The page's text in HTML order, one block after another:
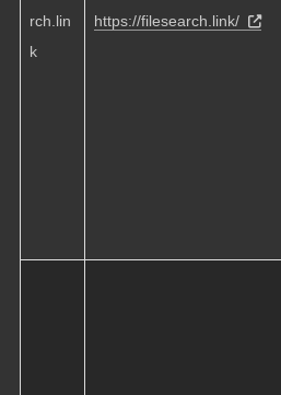
rch.lin
k
https://filesearch.link/